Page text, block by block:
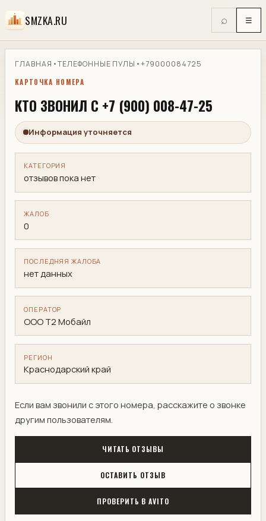
SMZKA.RU ⌕ ☰
ГЛАВНАЯ •ТЕЛЕФОННЫЕ ПУЛЫ •+79000084725
КАРТОЧКА НОМЕРА
КТО ЗВОНИЛ С +7 (900) 008-47-25
Информация уточняется
КАТЕГОРИЯ
отзывов пока нет
ЖАЛОБ
0
ПОСЛЕДНЯЯ ЖАЛОБА
нет данных
ОПЕРАТОР
ООО Т2 Мобайл
РЕГИОН
Краснодарский край
Если вам звонили с этого номера, расскажите о звонке
другим пользователям.
ЧИТАТЬ ОТЗЫВЫ
ОСТАВИТЬ ОТЗЫВ
ПРОВЕРИТЬ В AVITO